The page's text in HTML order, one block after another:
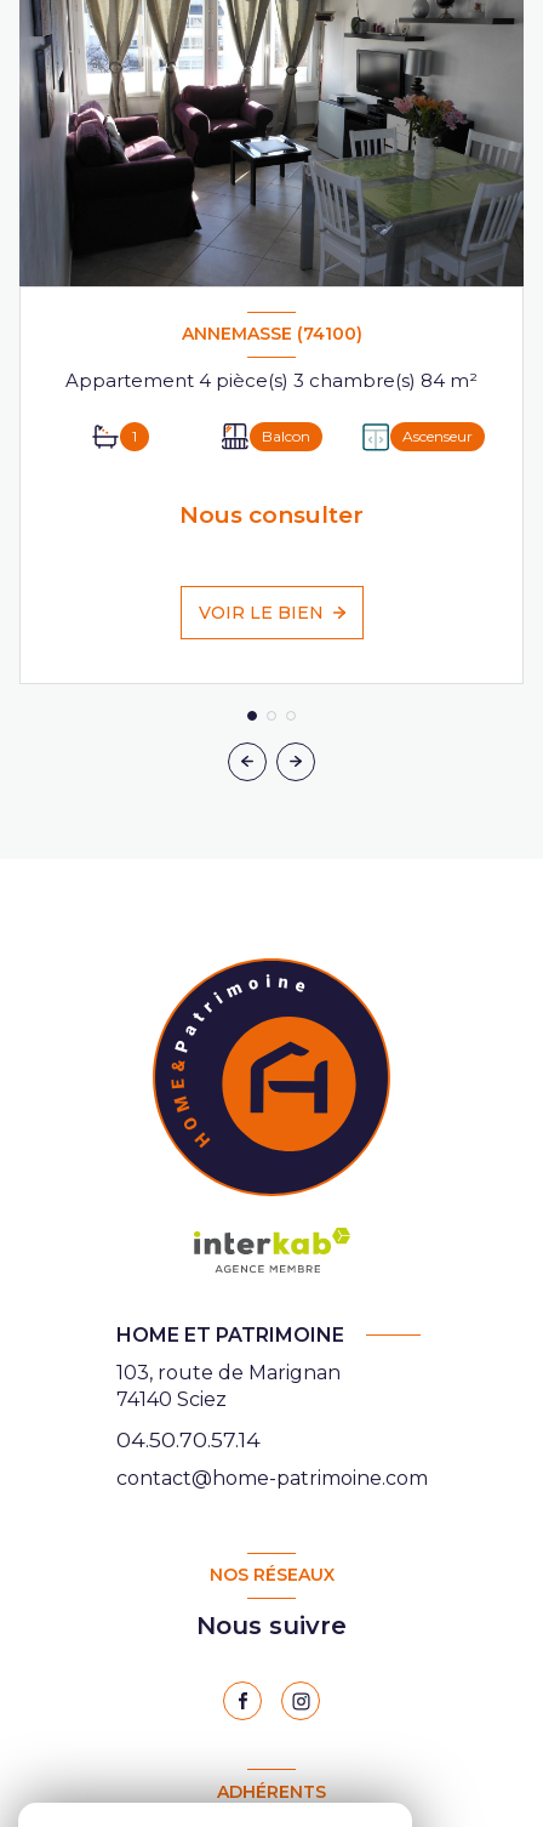
ANNEMASSE (74100)
Appartement 4 pièce(s) 3 chambre(s) 84 m²
1 Balcon Ascenseur
Nous consulter
VOIR LE BIEN
HOME ET PATRIMOINE
103, route de Marignan
74140 Sciez
04.50.70.57.14
contact@home-patrimoine.com
NOS RÉSEAUX
Nous suivre
ADHÉRENTS